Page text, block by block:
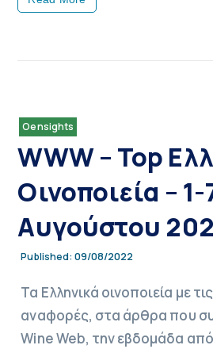
Oensights
WWW – Top
Οινοποιεία – 1-
Αυγούστου
Published: 09/08/2022
Τα Ελληνικά οινοποιεία με
αναφορές, στα άρθρα που
Wine Web, την εβδομάδα